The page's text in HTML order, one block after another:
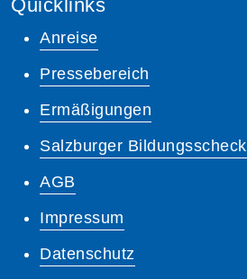
Quicklinks
Anreise
Pressebereich
Ermäßigungen
Salzburger Bildungsscheck
AGB
Impressum
Datenschutz